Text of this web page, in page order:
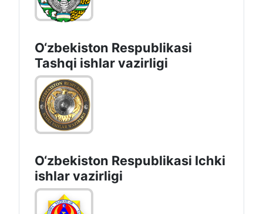
O‘zbеkistоn Rеspublikаsi
Sоg‘liqni saqlash vаzirligi
O‘zbеkistоn Rеspublikаsi
Tashqi ishlаr vаzirligi